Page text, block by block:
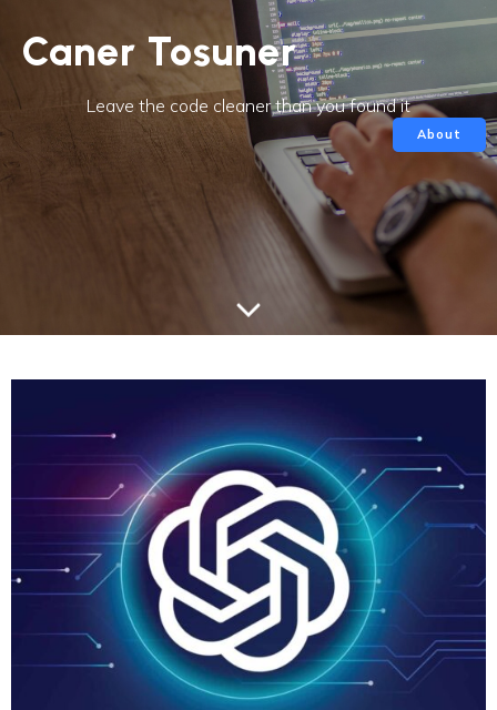
Caner Tosuner
Leave the code cleaner than you found it
About